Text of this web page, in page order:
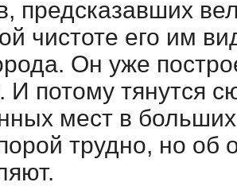
предсказавших
чистоте его им
Он уже
И потому тянутся
мест в
трудно, но об